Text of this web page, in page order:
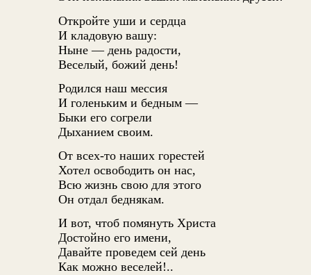
Откройте уши и сердца
И кладовую вашу:
Ныне — день радости,
Веселый, божий день!
Родился наш мессия
И голеньким и бедным —
Быки его согрели
Дыханием своим.
От всех-то наших горестей
Хотел освободить он нас,
Всю жизнь свою для этого
Он отдал беднякам.
И вот, чтоб помянуть Христа
Достойно его имени,
Давайте проведем сей день
Как можно веселей!..